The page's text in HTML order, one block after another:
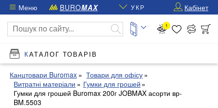
Меню BUROMAX УКР Кабінет
1
КАТАЛОГ ТОВАРІВ
Канцтовари Buromax
Товари для офісу
Витратні матеріали
Гумки для грошей
Гумки для грошей Buromax 200г JOBMAX асорти вр-
BM.5503